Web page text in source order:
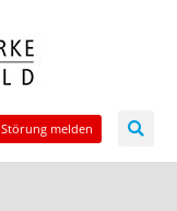
Störung melden